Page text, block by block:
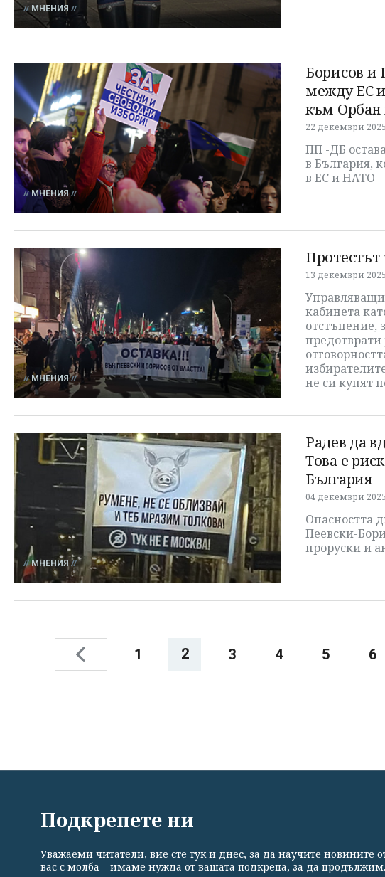
МНЕНИЯ
МНЕНИЯ
Борисов и
между ЕС
към
22 декември 2025
ПП -ДБ
в България,
в ЕС и НАТО
МНЕНИЯ
13 декември 2025
кабинета
отстъпение,
не си купят
МНЕНИЯ
Радев да
Това е
България
04 декември 2025
Опасността
Пеевски-
проруски и
1 2 3 4 5 6
Общи условия Политика за поверителност Реклама Партньори
Подкрепете ни
Уважаеми читатели, вие сте тук и днес, за да научите новините
вас с молба – имаме нужда от вашата подкрепа, за да